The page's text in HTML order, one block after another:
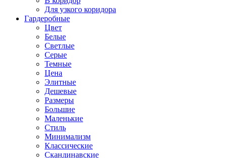
Для узкого коридора
Гардеробные
Цвет
Белые
Светлые
Серые
Темные
Цена
Элитные
Дешевые
Размеры
Большие
Маленькие
Стиль
Минимализм
Классические
Скандинавские